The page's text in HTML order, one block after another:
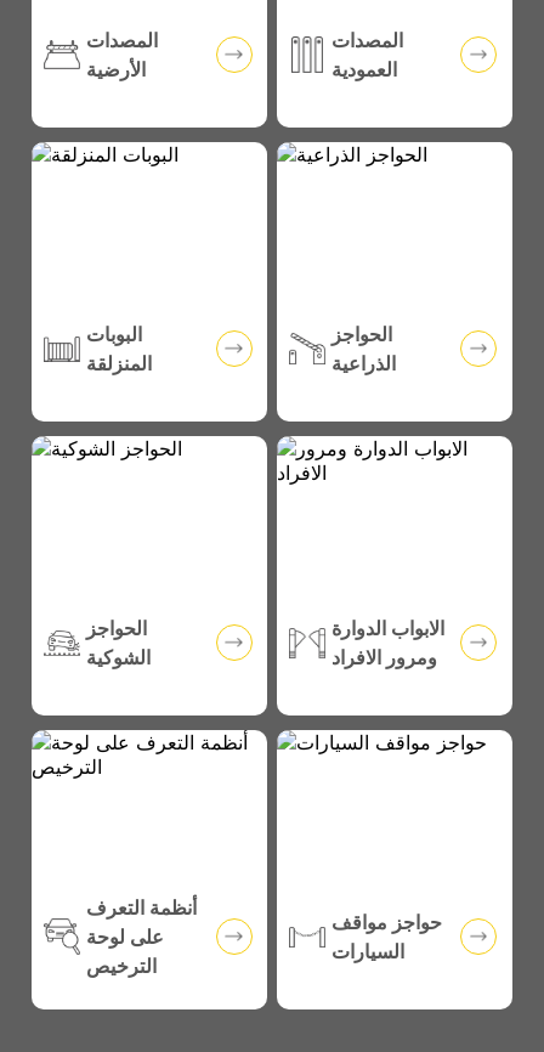
المصدات
الأرضية
المصدات
العمودية
البوبات
المنزلقة
الحواجز
الذراعية
الحواجز
الشوكية
الابواب الدوارة
ومرور الافراد
أنظمة التعرف
على لوحة
الترخيص
حواجز مواقف
السيارات